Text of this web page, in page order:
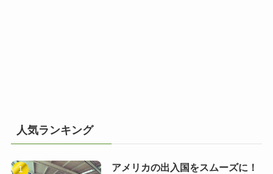
人気ランキング
アメリカの出入国をスムーズに！